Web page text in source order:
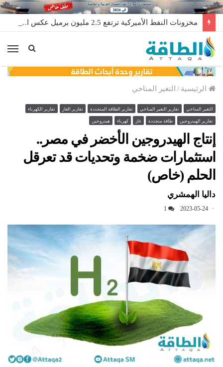
مخزونات النفط الأميركية ترتفع 2.5 مليون برميل عكس التوقعات
الرئيسية / التغير المناخي
التغير المناخي تقارير التغير المناخي تقارير الطاقة المتجددة تقارير الغاز تقارير الكهرباء
تقارير الهيدروجين طاقة متجددة غاز كهرباء هيدروجين
إنتاج الهيدروجين الأخضر في مصر..
استثمارات ضخمة وتحديات قد تعرقل
الحلم (خاص)
داليا الهمشري
2023-05-24
1